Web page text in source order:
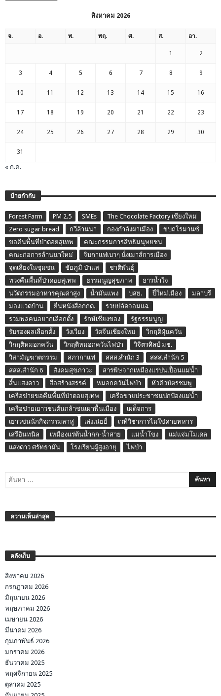
สิงหาคม 2026
จ. อ. พ. พฤ. ศ. ส. อา.
1 2
3 4 5 6 7 8 9
10 11 12 13 14 15 16
17 18 19 20 21 22 23
24 25 26 27 28 29 30
31
« ก.ค.
ป้ายกำกับ
Forest Farm PM 2.5 SMEs
The Chocolate Factory เชียงใหม่
Zero sugar bread
กวีล้านนา กองกำลังผาเมือง
ขบถโรมานซ์
ขอคืนพื้นที่ป่าดอยสุเทพ
คณะกรรมการสิทธิมนุษยชน
คณะก่อการล้านนาใหม่
จิบกาแฟเบาๆ นั่งเมาส์การเมือง
จุดเสี่ยงในชุมชน
ชัยภูมิ ป่าแส
ชาติพันธุ์
ทวงคืนพื้นที่ป่าดอยสุเทพ
ธรรมนูญสุขภาพ
ธารน้ำใจ
นวัตกรรมอาหารคุณค่าสูง
น้ำมันแพง บสย. ปี๋ใหม่เมือง
มลาบรี
มองแวดบ้าน
ยื่นหนังสือกกต.
รวบปลัดจอมแฉ
รวมพลคนอยากเลือกตั้ง
รักษ์เชียงของ
รัฐธรรมนูญ
รับรองผลเลือกตั้ง
วังเวียง วัดจีนเชียงใหม่
วิกฤติฝุ่นควัน
วิกฤติหมอกควัน
วิกฤติหมอกควันไฟป่า
วิจิตรศิลป์ มช.
วิสามัญฆาตกรรม
สภากาแฟ สสส.สำนัก 3
สสส.สำนัก 5
สสส.สำนัก 6
สังคมสุขภาวะ
สารพิษจากเหมืองแร่ปนเปื้อนแม่น้ำ
สิ้นแสงดาว
สื่อสร้างสรรค์ หมอกควันไฟป่า
หัวคิวบัตรชมพู
เครือข่ายขอคืนพื้นที่ป่าดอยสุเทพ
เครือข่ายประชาชนปกป้องแม่น้ำ
เครือข่ายเยาวชนต้นกล้าชนเผ่าพื้นเมือง
เผด็จการ
เยาวชนนักกิจกรรมลาหู่
เล่งเน่ยยี่
เวทีวิชาการไม่ใช่ค่ายทหาร
เสรีอินทนิล
เหมืองแร่ต้นน้ำกก-น้ำสาย แม่น้ำโขง
แม่แจ่มโมเดล
แสงดาว ศรัทธามั่น
โรงเรียนผู้สูงอายุ ไฟป่า
ความเห็นล่าสุด
คลังเก็บ
สิงหาคม 2026
กรกฎาคม 2026
มิถุนายน 2026
พฤษภาคม 2026
เมษายน 2026
มีนาคม 2026
กุมภาพันธ์ 2026
มกราคม 2026
ธันวาคม 2025
พฤศจิกายน 2025
ตุลาคม 2025